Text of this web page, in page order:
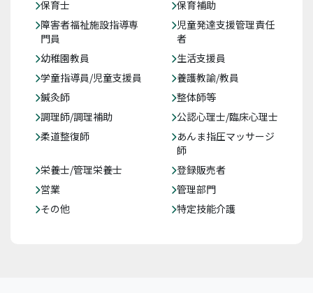
保育士
保育補助
障害者福祉施設指導専
門員
児童発達支援管理責任
者
幼稚園教員
生活支援員
学童指導員/児童支援員
養護教諭/教員
鍼灸師
整体師等
調理師/調理補助
公認心理士/臨床心理士
柔道整復師
あんま指圧マッサージ
師
栄養士/管理栄養士
登録販売者
営業
管理部門
その他
特定技能介護